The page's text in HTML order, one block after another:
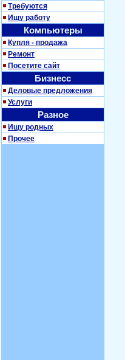
Требуются
Ищу работу
Компьютеры
Купля - продажа
Ремонт
Посетите сайт
Бизнесс
Деловые предложения
Услуги
Разное
Ищу родных
Прочее